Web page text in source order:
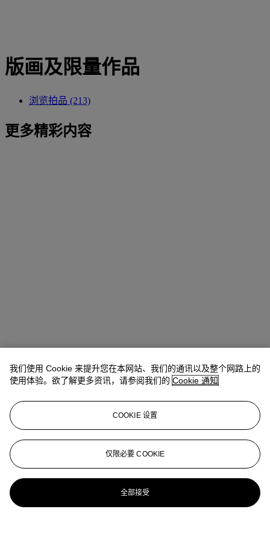
版画及限量作品
浏览拍品 (213)
更多精彩内容
我们使用 Cookie 来提升您在本网站、我们的通讯以及整个网路上的
使用体验。欲了解更多资讯，请参阅我们的 Cookie 通知
COOKIE 设置
仅限必要 COOKIE
全部接受